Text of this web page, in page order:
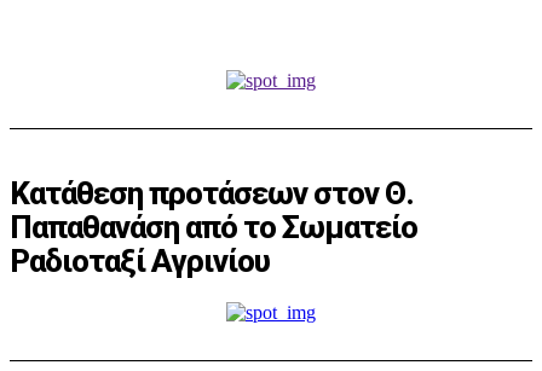
Κατάθεση προτάσεων στον Θ.
Παπαθανάση από το Σωματείο
Ραδιοταξί Αγρινίου